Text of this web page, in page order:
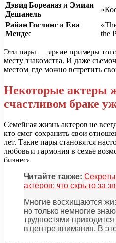
Дэвид Бореаназ и Эмили
Дешанель
Райан Гослинг и Ева
Мендес
the
Эти пары — яркие примеры
месту знакомства. И даже
местом, где можно встретить
Некоторые актеры
счастливом браке
Семейная жизнь актеров не
кто смог сохранить свои
лет. Такие пары становятся
любовь и гармония в семье
бизнеса.
Читайте также:
актеров: что скрыто за
Многие восхищаются
но только немногие
трудностями
в центре внимания. В